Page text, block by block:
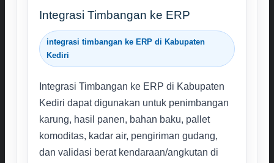
Integrasi Timbangan ke ERP
integrasi timbangan ke ERP di Kabupaten
Kediri
Integrasi Timbangan ke ERP di Kabupaten
Kediri dapat digunakan untuk penimbangan
karung, hasil panen, bahan baku, pallet
komoditas, kadar air, pengiriman gudang,
dan validasi berat kendaraan/angkutan di